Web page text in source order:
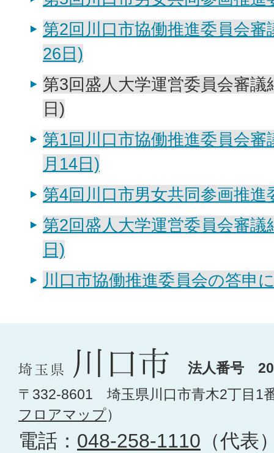
第2回川口市協働推進委員会審
26日)
第3回盛人大学運営委員会審議
日)
第1回川口市協働推進委員会審
月14日)
第4回川口市男女共同参画推進
第2回盛人大学運営委員会審議
日)
川口市協働推進委員会の答申
法人番号
〒332-8601 埼玉県川口市青木2丁目1
フロアマップ）
電話： 048-258-1110 （代表